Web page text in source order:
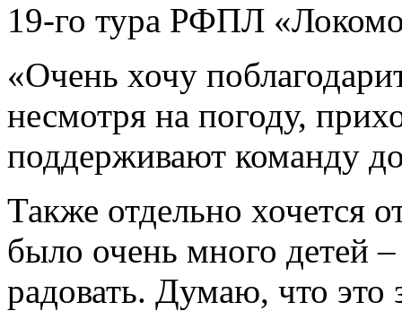
19-го тура РФПЛ
«Очень хочу
несмотря на погоду,
поддерживают команду
Также отдельно хочется
было очень много детей
радовать. Думаю, что это